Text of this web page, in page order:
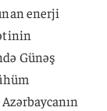
enerji
Günəş